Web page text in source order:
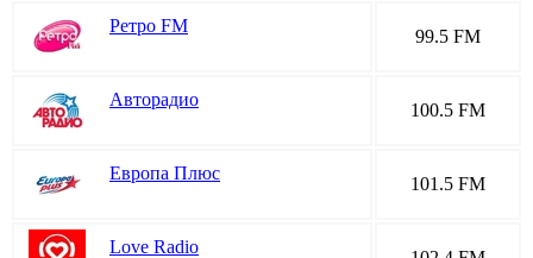
Ретро FM
99.5 FM
Авторадио
100.5 FM
Европа Плюс
101.5 FM
Love Radio